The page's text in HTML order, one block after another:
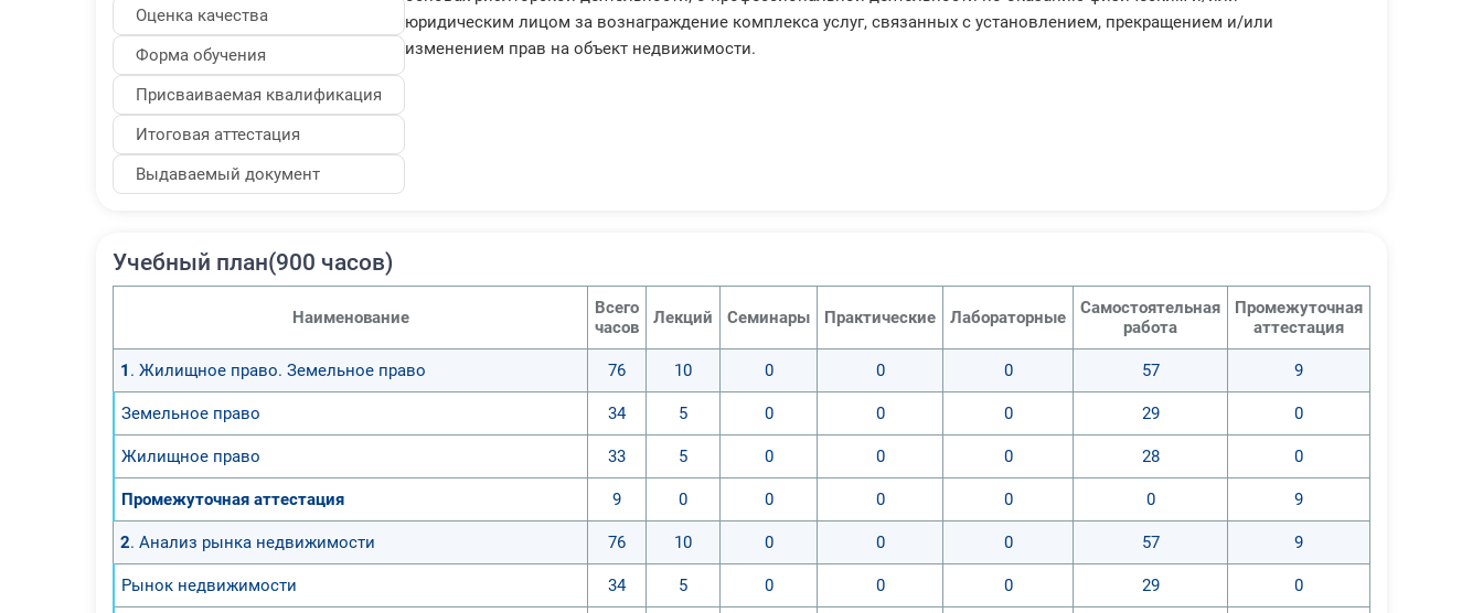
Оценка качества
Форма обучения
Присваиваемая квалификация
Итоговая аттестация
Выдаваемый документ
юридическим лицом за вознаграждение комплекса услуг, связанных с установлением, прекращением и/или
изменением прав на объект недвижимости.
Учебный план(900 часов)
Наименование
Всего
часов
Лекций Семинары Практические Лабораторные
Самостоятельная
работа
Промежуточная
аттестация
1 . Жилищное право. Земельное право 76 10 0 0 0 57 9
Земельное право 34 5 0 0 0 29 0
Жилищное право 33 5 0 0 0 28 0
Промежуточная аттестация 9 0 0 0 0 0 9
2. Анализ рынка недвижимости 76 10 0 0 0 57 9
Рынок недвижимости 34 5 0 0 0 29 0